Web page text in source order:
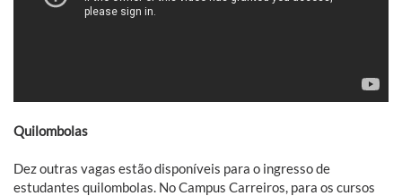
Quilombolas
Dez outras vagas estão disponíveis para o ingresso de
estudantes quilombolas. No Campus Carreiros, para os cursos